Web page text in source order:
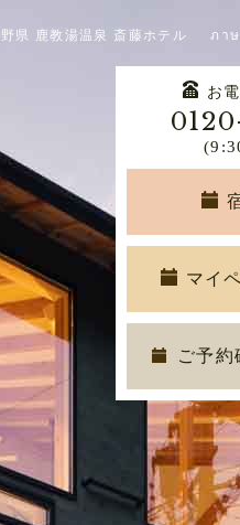
県 鹿教湯温泉 斎藤ホテル
お
マイ
ご予
ภา